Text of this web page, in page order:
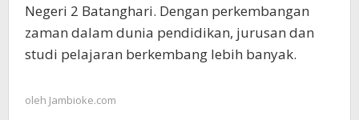
Negeri 2 Batanghari. Dengan perkembangan
zaman dalam dunia pendidikan, jurusan dan
studi pelajaran berkembang lebih banyak.
oleh Jambioke.com